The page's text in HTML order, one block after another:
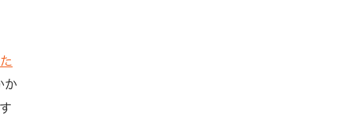
か